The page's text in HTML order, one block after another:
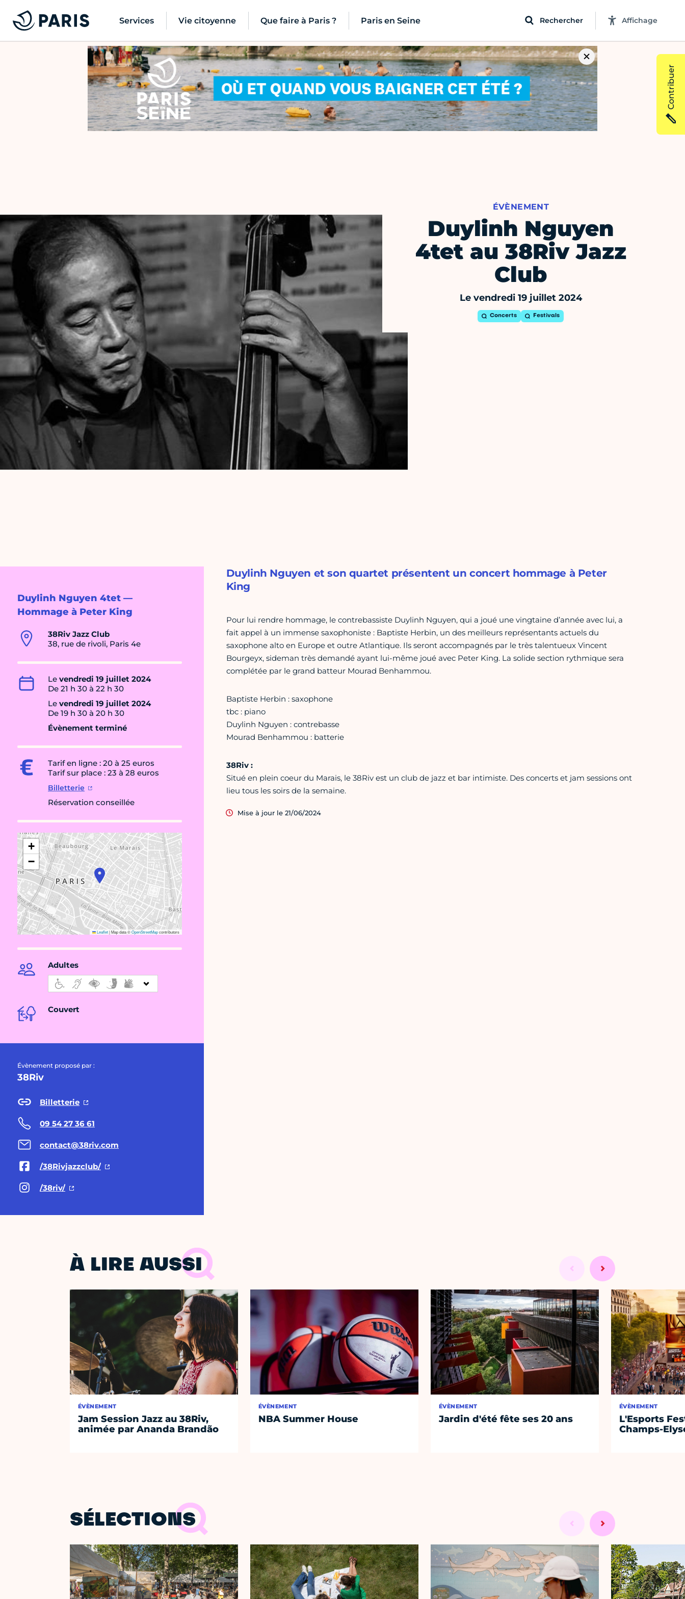
Services Vie citoyenne Que faire à Paris ? Paris en Seine Rechercher Affichage
ÉVÈNEMENT
Duylinh Nguyen
4tet au 38Riv Jazz
Club
Le vendredi 19 juillet 2024
Concerts Festivals
Duylinh Nguyen 4tet —
Hommage à Peter King
38Riv Jazz Club
38, rue de rivoli, Paris 4e
Le vendredi 19 juillet 2024
De 21 h 30 à 22 h 30
Le vendredi 19 juillet 2024
De 19 h 30 à 20 h 30
Évènement terminé
Tarif en ligne : 20 à 25 euros
Tarif sur place : 23 à 28 euros
Billetterie
Réservation conseillée
+
−
Leaflet|Map data ©OpenStreetMapcontributors
Adultes
Couvert
Évènement proposé par :
38Riv
Billetterie
09 54 27 36 61
contact@38riv.com
/38Rivjazzclub/
/38riv/
Duylinh Nguyen et son quartet présentent un concert hommage à Peter
King
Pour lui rendre hommage, le contrebassiste Duylinh Nguyen, qui a joué une vingtaine d’année avec lui, a
fait appel à un immense saxophoniste : Baptiste Herbin, un des meilleurs représentants actuels du
saxophone alto en Europe et outre Atlantique. Ils seront accompagnés par le très talentueux Vincent
Bourgeyx, sideman très demandé ayant lui-même joué avec Peter King. La solide section rythmique sera
complétée par le grand batteur Mourad Benhammou.
Baptiste Herbin : saxophone
tbc : piano
Duylinh Nguyen : contrebasse
Mourad Benhammou : batterie
38Riv :
Situé en plein coeur du Marais, le 38Riv est un club de jazz et bar intimiste. Des concerts et jam sessions ont
lieu tous les soirs de la semaine.
Mise à jour le 21/06/2024
À LIRE AUSSI
ÉVÈNEMENT
Jam Session Jazz au 38Riv,
animée par Ananda Brandão
ÉVÈNEMENT
NBA Summer House
ÉVÈNEMENT
Jardin d'été fête ses 20 ans
ÉVÈNEMENT
L'Esports
Champs-
SÉLECTIONS
Contribuer